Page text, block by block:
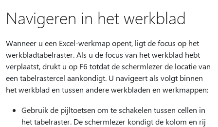
Navigeren in het werkblad
Wanneer u een Excel-werkmap opent, ligt de focus op het
werkbladtabelraster. Als u de focus van het werkblad hebt
verplaatst, drukt u op F6 totdat de schermlezer de locatie van
een tabelrastercel aankondigt. U navigeert als volgt binnen
het werkblad en tussen andere werkbladen en werkmappen:
Gebruik de pijltoetsen om te schakelen tussen cellen in
het tabelraster. De schermlezer kondigt de kolom en rij